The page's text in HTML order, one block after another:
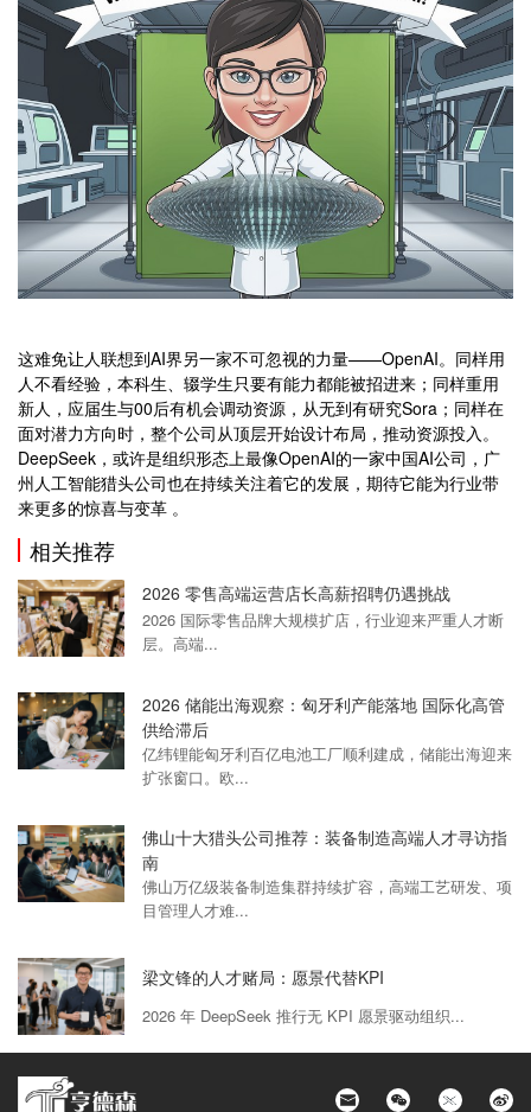
这难免让人联想到AI界另一家不可忽视的力量——OpenAI。同样用
人不看经验，本科生、辍学生只要有能力都能被招进来；同样重用
新人，应届生与00后有机会调动资源，从无到有研究Sora；同样在
面对潜力方向时，整个公司从顶层开始设计布局，推动资源投入。
DeepSeek，或许是组织形态上最像OpenAI的一家中国AI公司，广
州人工智能猎头公司也在持续关注着它的发展，期待它能为行业带
来更多的惊喜与变革 。
相关推荐
2026 零售高端运营店长高薪招聘仍遇挑战
2026 国际零售品牌大规模扩店，行业迎来严重人才断
层。高端...
2026 储能出海观察：匈牙利产能落地 国际化高管
供给滞后
亿纬锂能匈牙利百亿电池工厂顺利建成，储能出海迎来
扩张窗口。欧...
佛山十大猎头公司推荐：装备制造高端人才寻访指
南
佛山万亿级装备制造集群持续扩容，高端工艺研发、项
目管理人才难...
梁文锋的人才赌局：愿景代替KPI
2026 年 DeepSeek 推行无 KPI 愿景驱动组织...